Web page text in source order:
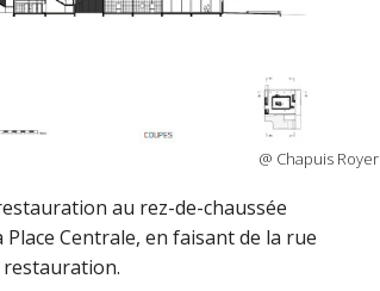
@ Chapuis Royer
au rez-de-chaussée
Centrale, en faisant de la rue